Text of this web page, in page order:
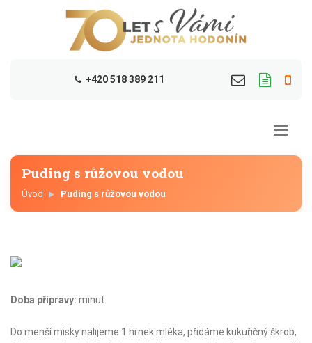
+420 518 389 211
Puding s růžovou vodou
Úvod Puding s růžovou vodou
Doba přípravy: minut
Do menší misky nalijeme 1 hrnek mléka, přidáme kukuřičný škrob,